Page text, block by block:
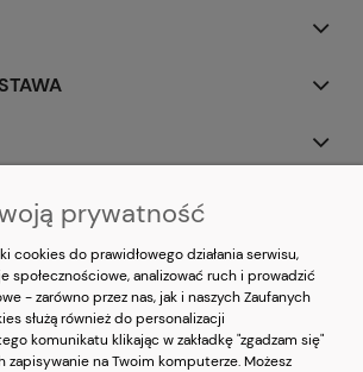
prywatność
cookies do prawidłowego działania serwisu,
społecznościowe, analizować ruch i prowadzić
- zarówno przez nas, jak i naszych Zaufanych
służą również do personalizacji
komunikatu klikając w zakładkę "zgadzam się"
zapisywanie na Twoim komputerze. Możesz